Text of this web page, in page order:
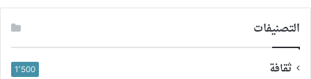
التصنيفات
ثقافة 1٬500